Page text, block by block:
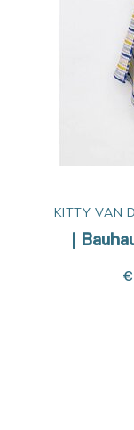
KITTY VAN
|